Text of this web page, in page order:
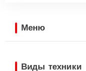
Меню
Виды техники